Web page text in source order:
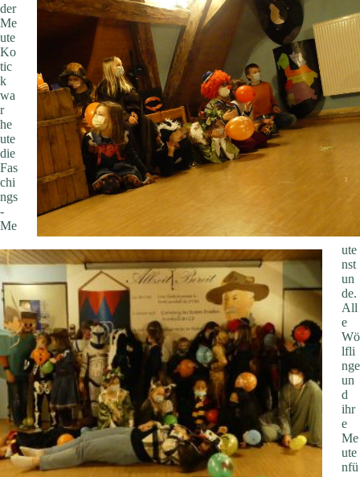
der
Me
ute
Ko
tic
k
wa
r
he
ute
die
Fas
chi
ngs
-
Me
ute
nst
un
de.
All
e
Wö
lfli
nge
un
d
ihr
e
Me
ute
nfü